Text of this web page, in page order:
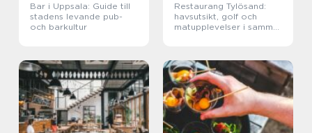
Bar i Uppsala: Guide till
stadens levande pub-
och barkultur
Restaurang Tylösand:
havsutsikt, golf och
matupplevelser i samma